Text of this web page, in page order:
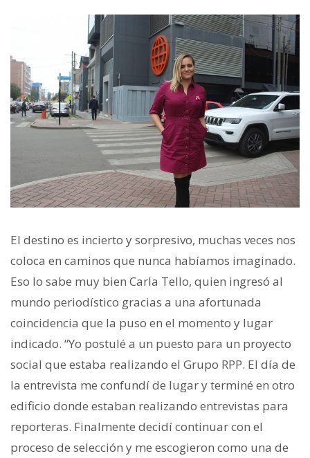
El destino es incierto y sorpresivo, muchas veces nos
coloca en caminos que nunca habíamos imaginado.
Eso lo sabe muy bien Carla Tello, quien ingresó al
mundo periodístico gracias a una afortunada
coincidencia que la puso en el momento y lugar
indicado. “Yo postulé a un puesto para un proyecto
social que estaba realizando el Grupo RPP. El día de
la entrevista me confundí de lugar y terminé en otro
edificio donde estaban realizando entrevistas para
reporteras. Finalmente decidí continuar con el
proceso de selección y me escogieron como una de